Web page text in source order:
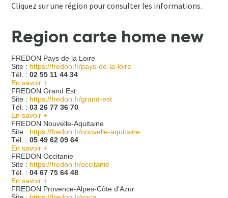
Cliquez sur une région pour consulter les informations.
Region carte home new
FREDON Pays de la Loire
Site : https://fredon.fr/pays-de-la-loire
Tél. : 02 55 11 44 34
En savoir +
FREDON Grand Est
Site : https://fredon.fr/grand-est
Tél. : 03 26 77 36 70
En savoir +
FREDON Nouvelle-Aquitaine
Site : https://fredon.fr/nouvelle-aquitaine
Tél. : 05 49 62 09 64
En savoir +
FREDON Occitanie
Site : https://fredon.fr/occitanie
Tél. : 04 67 75 64 48
En savoir +
FREDON Provence-Alpes-Côte d'Azur